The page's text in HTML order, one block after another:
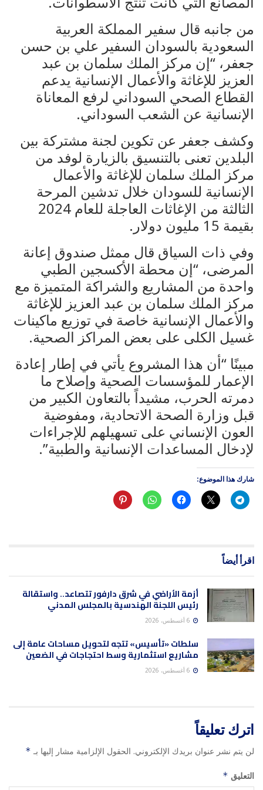
من جانبه قال سفير المملكة العربية
السعودية بالسودان السفير علي بن حسن
جعفر، “إن مركز الملك سلمان بن عبد
العزيز للإغاثة والأعمال الإنسانية يدعم
القطاع الصحي السوداني لرفع المعاناة
الإنسانية عن الشعب السوداني.
وكشف جعفر عن تكوين لجنة مشتركة بين
البلدين تعنى بالتنسيق بالزيارة لوفد من
مركز الملك سلمان للإغاثة والأعمال
الإنسانية للسودان خلال تدشين المرحة
الثالثة من الإغاثات العاجلة للعام 2024
بقيمة 15 مليون دولار.
وفي ذات السياق قال ممثل صندوق إعانة
المرضى، “إن محطة الأكسجين الطبي
واحدة من المشاريع والشراكة المتميزة مع
مركز الملك سلمان بن عبد العزيز للإغاثة
والأعمال الإنسانية خاصة في توزيع ماكينات
غسيل الكلى على بعض المراكز الصحية.
مبينًا “أن هذا المشروع يأتي في إطار إعادة
الإعمار للمؤسسات الصحية وإصلاح ما
دمرته الحرب، مشيداً بالتعاون الكبير من
قبل وزارة الصحة الاتحادية، ومفوضية
العون الإنساني على تسهيلهم للإجراءات
لإدخال المساعدات الإنسانية والطبية”.
شارك هذا الموضوع:
اقرأ أيضاً
أزمة الأراضي في شرق دارفور تتصاعد.. واستقالة
رئيس اللجنة الهندسية بالمجلس المدني
سلطات «تأسيس» تتجه لتحويل مساحات عامة إلى
مشاريع استثمارية وسط احتجاجات في الضعين
اترك تعليقاً
لن يتم نشر عنوان بريدك الإلكتروني. الحقول الإلزامية مشار إليها بـ *
التعليق *